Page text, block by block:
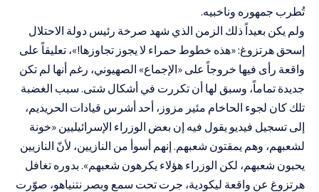
تُطرب جمهوره وناخبيه.
ولم يكن بعيداً ذلك الزمن الذي شهد صرخة رئيس دولة الاحتلال
إسحق هرتزوغ: «هذه خطوط حمراء لا يجوز تجاوزها!»، تعليقاً على
واقعة رأى فيها خروجاً على «الإجماع» الصهيوني، رغم أنها لم تكن
جديدة تماماً، وسبق لها أن تكررت في أشكال شتى. سبب الغضبة
تلك كان لجوء الحاخام مئير مزوز، أحد أشرس قيادات الحريديم،
إلى تسجيل فيديو يقول فيه إن بعض الوزراء الإسرائيليين «خونة
لشعبهم، وهم يمقتون شعبهم. إنهم أسوأ من النازيين، لأنّ النازيين
يحبون شعبهم، لكن الوزراء هؤلاء يكرهون شعبهم». بدوره تغافل
هرتزوغ عن واقعة ليكودية، جرت تحت سمع وبصر نتنياهو، صوّرت